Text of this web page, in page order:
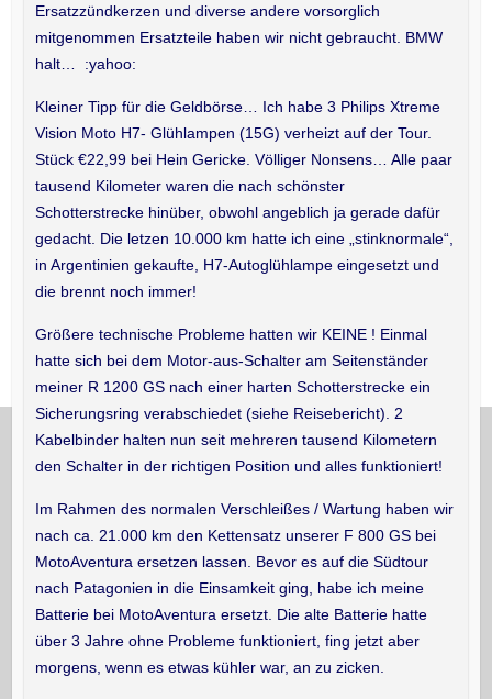
Ersatzzündkerzen und diverse andere vorsorglich
mitgenommen Ersatzteile haben wir nicht gebraucht. BMW
halt… :yahoo:
Kleiner Tipp für die Geldbörse… Ich habe 3 Philips Xtreme
Vision Moto H7- Glühlampen (15G) verheizt auf der Tour.
Stück €22,99 bei Hein Gericke. Völliger Nonsens… Alle paar
tausend Kilometer waren die nach schönster
Schotterstrecke hinüber, obwohl angeblich ja gerade dafür
gedacht. Die letzen 10.000 km hatte ich eine „stinknormale“,
in Argentinien gekaufte, H7-Autoglühlampe eingesetzt und
die brennt noch immer!
Größere technische Probleme hatten wir KEINE ! Einmal
hatte sich bei dem Motor-aus-Schalter am Seitenständer
meiner R 1200 GS nach einer harten Schotterstrecke ein
Sicherungsring verabschiedet (siehe Reisebericht). 2
Kabelbinder halten nun seit mehreren tausend Kilometern
den Schalter in der richtigen Position und alles funktioniert!
Im Rahmen des normalen Verschleißes / Wartung haben wir
nach ca. 21.000 km den Kettensatz unserer F 800 GS bei
MotoAventura ersetzen lassen. Bevor es auf die Südtour
nach Patagonien in die Einsamkeit ging, habe ich meine
Batterie bei MotoAventura ersetzt. Die alte Batterie hatte
über 3 Jahre ohne Probleme funktioniert, fing jetzt aber
morgens, wenn es etwas kühler war, an zu zicken.